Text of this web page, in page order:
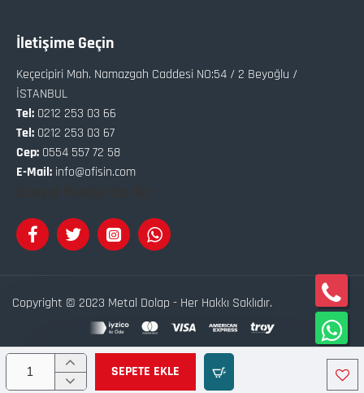
SEPETE EKLE
İletişime Geçin
Keçecipiri Mah. Namazgah Caddesi NO:54 / 2 Beyoğlu /
İSTANBUL
Tel: 0212 253 03 66
Tel: 0212 253 03 67
Cep: 0554 557 72 58
E-Mail: info@ofisin.com
Copyright © 2023 Metal Dolap - Her Hakkı Saklıdır.
Bu site